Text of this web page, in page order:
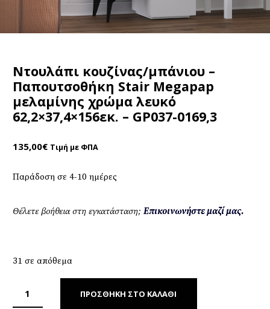
Ντουλάπι κουζίνας/μπάνιου –
Παπουτσοθήκη Stair Megapap
μελαμίνης χρώμα λευκό
62,2×37,4×156εκ. – GP037-0169,3
135,00€ Τιμή με ΦΠΑ
Παράδοση σε 4-10 ημέρες
Θέλετε βοήθεια στη εγκατάσταση; Επικοινωνήστε μαζί μας.
31 σε απόθεμα
ΠΡΟΣΘΉΚΗ ΣΤΟ ΚΑΛΆΘΙ